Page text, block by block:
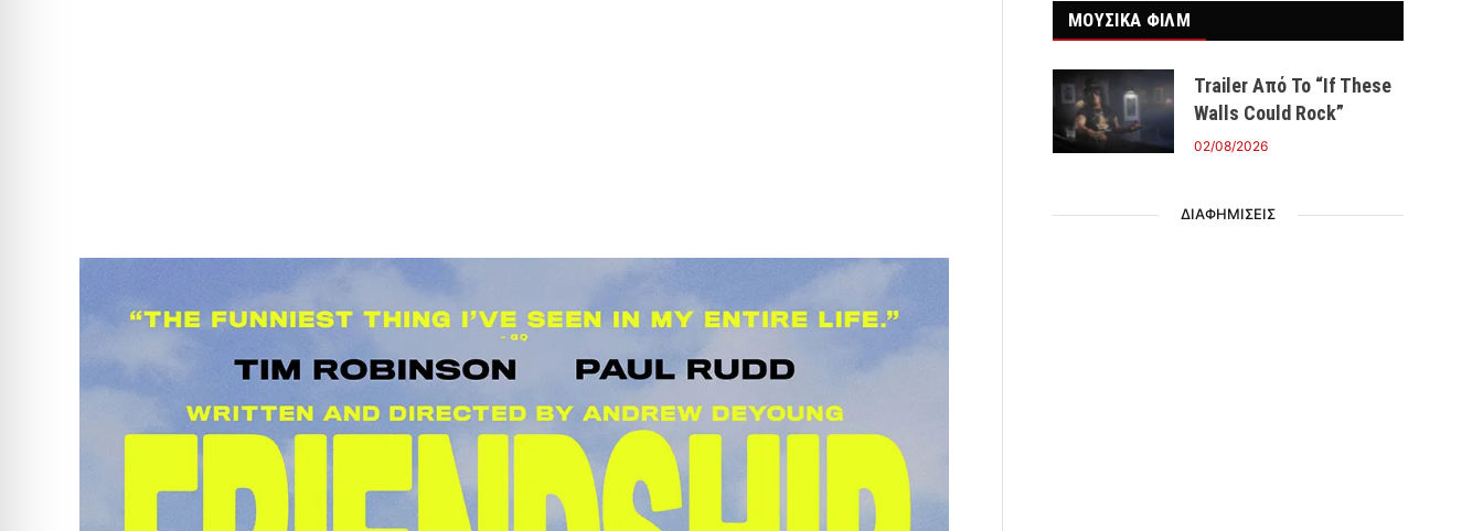
ΜΟΥΣΙΚΑ ΦΙΛΜ
Trailer Από Το “If These
Walls Could Rock”
02/08/2026
ΔΙΑΦΗΜΙΣΕΙΣ